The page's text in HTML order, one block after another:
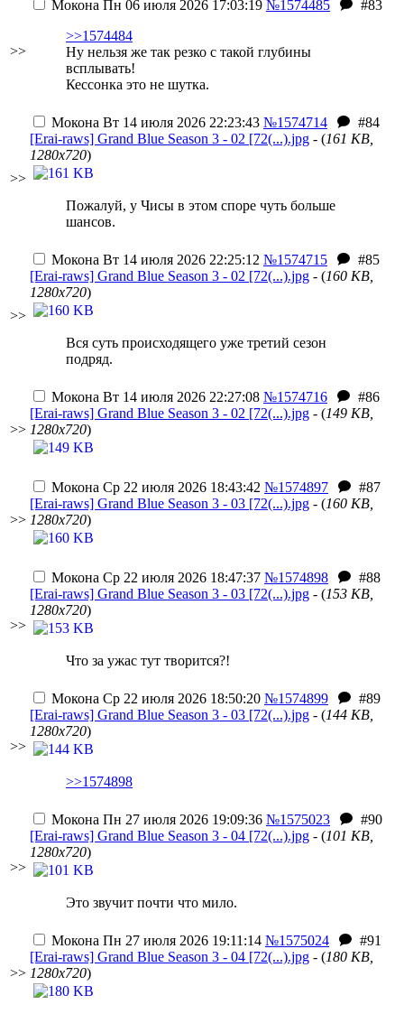
>>
Мокона Пн 06 июля 2026 17:03:19 №1574485
#83
>>1574484
Ну нельзя же так резко с такой глубины
всплывать!
Кессонка это не шутка.
>>
Мокона Вт 14 июля 2026 22:23:43 №1574714
#84
[Erai-raws] Grand Blue Season 3 - 02 [72(...).jpg - (161 KB,
1280x720)
Пожалуй, у Чисы в этом споре чуть больше
шансов.
>>
Мокона Вт 14 июля 2026 22:25:12 №1574715
#85
[Erai-raws] Grand Blue Season 3 - 02 [72(...).jpg - (160 KB,
1280x720)
Вся суть происходящего уже третий сезон
подряд.
>>
Мокона Вт 14 июля 2026 22:27:08 №1574716
#86
[Erai-raws] Grand Blue Season 3 - 02 [72(...).jpg - (149 KB,
1280x720)
>>
Мокона Ср 22 июля 2026 18:43:42 №1574897
#87
[Erai-raws] Grand Blue Season 3 - 03 [72(...).jpg - (160 KB,
1280x720)
>>
Мокона Ср 22 июля 2026 18:47:37 №1574898
#88
[Erai-raws] Grand Blue Season 3 - 03 [72(...).jpg - (153 KB,
1280x720)
Что за ужас тут творится?!
>>
Мокона Ср 22 июля 2026 18:50:20 №1574899
#89
[Erai-raws] Grand Blue Season 3 - 03 [72(...).jpg - (144 KB,
1280x720)
>>1574898
>>
Мокона Пн 27 июля 2026 19:09:36 №1575023
#90
[Erai-raws] Grand Blue Season 3 - 04 [72(...).jpg - (101 KB,
1280x720)
Это звучит почти что мило.
>>
Мокона Пн 27 июля 2026 19:11:14 №1575024
#91
[Erai-raws] Grand Blue Season 3 - 04 [72(...).jpg - (180 KB,
1280x720)